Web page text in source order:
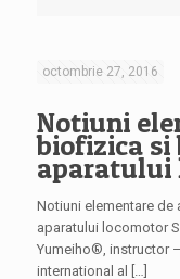
octombrie 27, 2016
Notiuni
biofizica si
aparatului
Notiuni elementare
aparatului locomotor
Yumeiho®, instructor
international al […]